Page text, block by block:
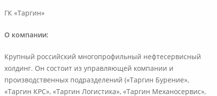
ГК «Таргин»
О компании:
Крупный российский многопрофильный нефтесервисный
холдинг. Он состоит из управляющей компании и
производственных подразделений («Таргин Бурение»,
«Таргин КРС», «Таргин Логистика», «Таргин Механосервис»,